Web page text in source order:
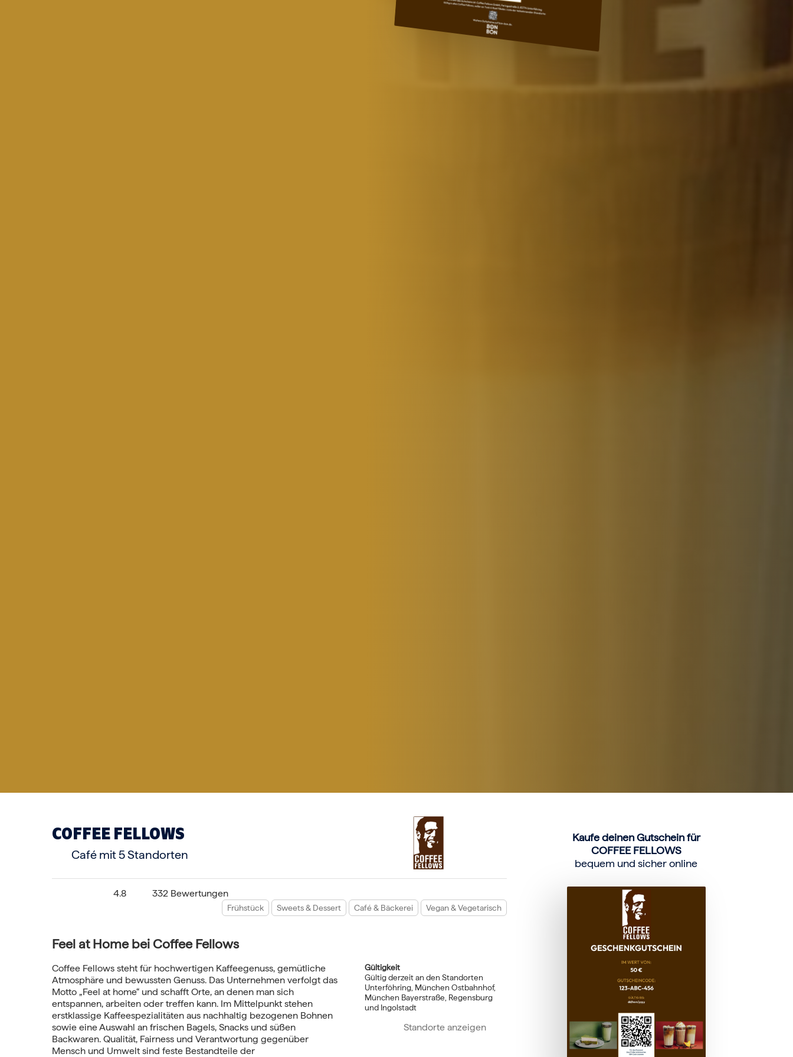
COFFEE FELLOWS
Café mit 5 Standorten
4.8 332 Bewertungen
Frühstück Sweets & Dessert Café & Bäckerei Vegan & Vegetarisch
Feel at Home bei Coffee Fellows
Coffee Fellows steht für hochwertigen Kaffeegenuss, gemütliche
Atmosphäre und bewussten Genuss. Das Unternehmen verfolgt das
Motto „Feel at home“ und schafft Orte, an denen man sich
entspannen, arbeiten oder treffen kann. Im Mittelpunkt stehen
erstklassige Kaffeespezialitäten aus nachhaltig bezogenen Bohnen
sowie eine Auswahl an frischen Bagels, Snacks und süßen
Backwaren. Qualität, Fairness und Verantwortung gegenüber
Mensch und Umwelt sind feste Bestandteile der
Gültigkeit
Gültig derzeit an den Standorten
Unterföhring, München Ostbahnhof,
München Bayerstraße, Regensburg
und Ingolstadt
Standorte anzeigen
Kaufe deinen Gutschein für
COFFEE FELLOWS
bequem und sicher online